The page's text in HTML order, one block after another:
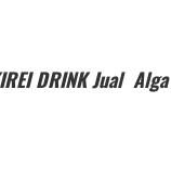
DRINK Jual